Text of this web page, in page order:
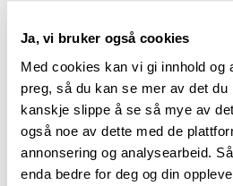
Ja, vi bruker også cookies
Med cookies kan vi gi innhold og
preg, så du kan se mer av det
kanskje slippe å se så mye av
også noe av dette med de
annonsering og analysearbeid.
enda bedre for deg og din
Enkel, stram profil som gir
TRESLAG LM PER M2
Gran 9.6